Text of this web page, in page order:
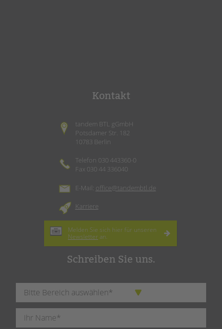
Kontakt
tandem BTL gGmbH
Potsdamer Str. 182
10783 Berlin
Telefon 030 443360-0
Fax 030 44 336040
E-Mail: office@tandembtl.de
Karriere
Melden Sie sich hier für unseren
Newsletter an.
Schreiben Sie uns.